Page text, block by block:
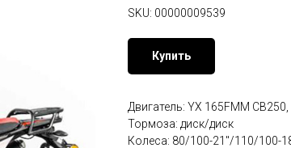
SKU: 00000009539
Купить
Двигатель: YX 165FMM CB250,
Тормоза: диск/диск
Колеса: 80/100-21"/110/100-